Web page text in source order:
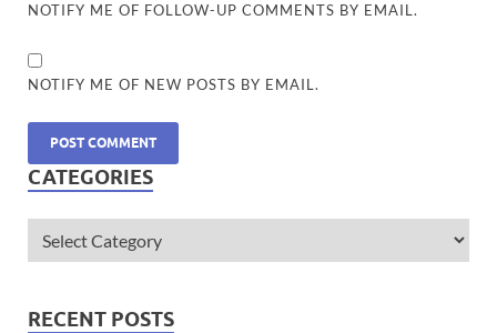
NOTIFY ME OF FOLLOW-UP COMMENTS BY EMAIL.
NOTIFY ME OF NEW POSTS BY EMAIL.
CATEGORIES
RECENT POSTS